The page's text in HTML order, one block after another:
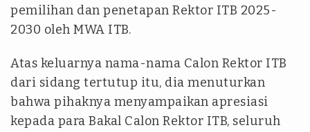
pemilihan dan penetapan Rektor ITB 2025-
2030 oleh MWA ITB.
Atas keluarnya nama-nama Calon Rektor ITB
dari sidang tertutup itu, dia menuturkan
bahwa pihaknya menyampaikan apresiasi
kepada para Bakal Calon Rektor ITB, seluruh